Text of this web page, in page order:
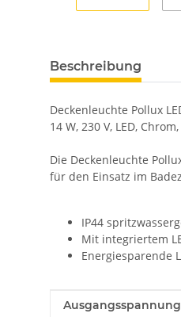
Beschreibung
Deckenleuchte Pollux
14 W, 230 V, LED,
Die Deckenleuchte
für den Einsatz im
IP44
Mit integriertem
Energiesparende
Produkteigenschaft
Wert